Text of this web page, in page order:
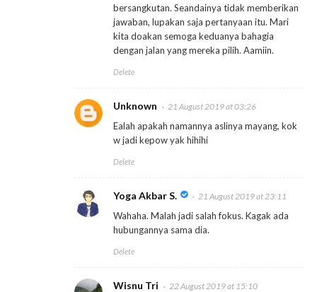
bersangkutan. Seandainya tidak memberikan
jawaban, lupakan saja pertanyaan itu. Mari
kita doakan semoga keduanya bahagia
dengan jalan yang mereka pilih. Aamiin.
Delete
Unknown 21 August 2019 at 03:26
Ealah apakah namannya aslinya mayang, kok
w jadi kepow yak hihihi
Delete
Yoga Akbar S. 21 August 2019 at 23:11
Wahaha. Malah jadi salah fokus. Kagak ada
hubungannya sama dia.
Delete
Wisnu Tri 22 August 2019 at 15:10